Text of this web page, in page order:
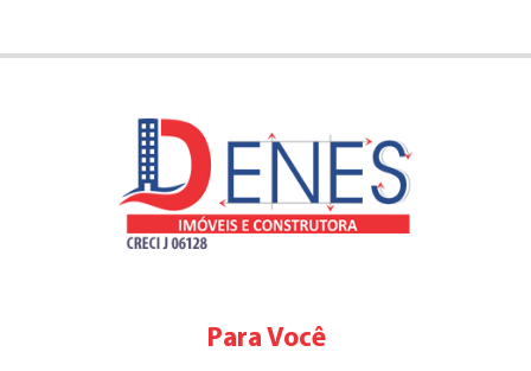
Para Você